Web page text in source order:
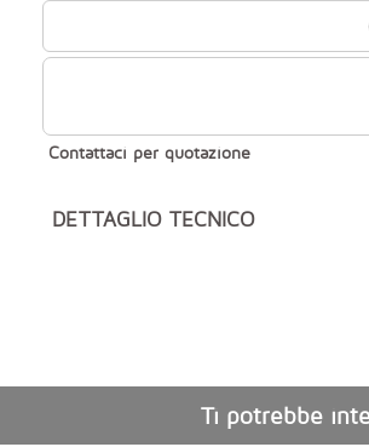
Contattaci per quotazione
DETTAGLIO TECNICO
Ti potrebbe